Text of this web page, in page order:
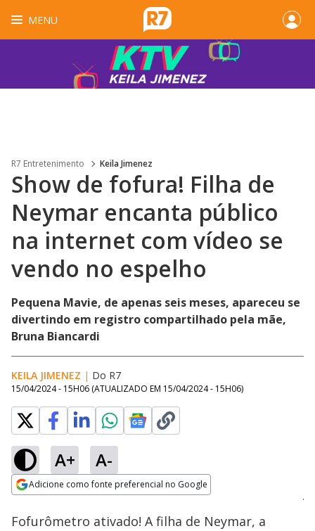
MENU
R7 Entretenimento Keila Jimenez
Show de fofura! Filha de
Neymar encanta público
na internet com vídeo se
vendo no espelho
Pequena Mavie, de apenas seis meses, apareceu se
divertindo em registro compartilhado pela mãe,
Bruna Biancardi
KEILA JIMENEZ | Do R7
15/04/2024 - 15H06 (ATUALIZADO EM 15/04/2024 - 15H06)
A+ A-
Adicione como fonte preferencial no Google
Ativar
100.00%
Fofurômetro ativado! A filha de Neymar, a